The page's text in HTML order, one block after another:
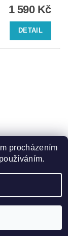
1 590 Kč
DETAIL
4 500 Kč
procházením